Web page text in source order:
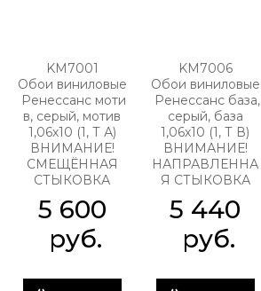
KM7001
Обои виниловые
Ренессанс моти
в, серый, мотив
1,06х10 (1, Т А)
ВНИМАНИЕ!
СМЕЩЁННАЯ
СТЫКОВКА
5 600
руб.
KM7006
Обои виниловые
Ренессанс база,
серый, база
1,06х10 (1, Т В)
ВНИМАНИЕ!
НАПРАВЛЕННА
Я СТЫКОВКА
5 440
руб.